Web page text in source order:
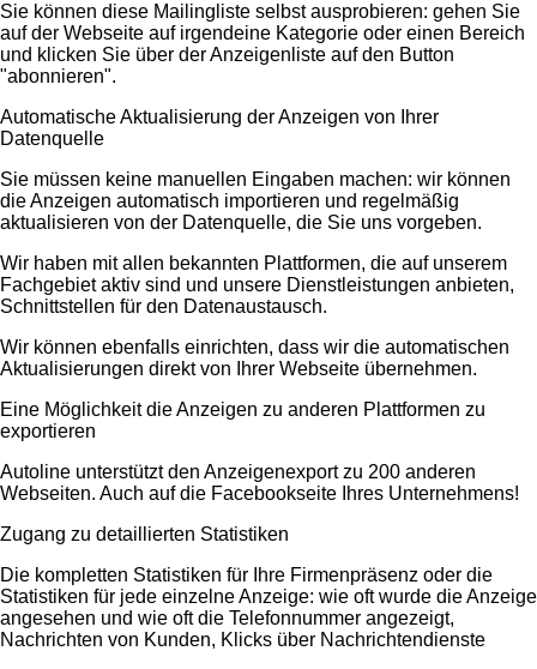
Sie können diese Mailingliste selbst ausprobieren: gehen Sie
auf der Webseite auf irgendeine Kategorie oder einen Bereich
und klicken Sie über der Anzeigenliste auf den Button
"abonnieren".
Automatische Aktualisierung der Anzeigen von Ihrer
Datenquelle
Sie müssen keine manuellen Eingaben machen: wir können
die Anzeigen automatisch importieren und regelmäßig
aktualisieren von der Datenquelle, die Sie uns vorgeben.
Wir haben mit allen bekannten Plattformen, die auf unserem
Fachgebiet aktiv sind und unsere Dienstleistungen anbieten,
Schnittstellen für den Datenaustausch.
Wir können ebenfalls einrichten, dass wir die automatischen
Aktualisierungen direkt von Ihrer Webseite übernehmen.
Eine Möglichkeit die Anzeigen zu anderen Plattformen zu
exportieren
Autoline unterstützt den Anzeigenexport zu 200 anderen
Webseiten. Auch auf die Facebookseite Ihres Unternehmens!
Zugang zu detaillierten Statistiken
Die kompletten Statistiken für Ihre Firmenpräsenz oder die
Statistiken für jede einzelne Anzeige: wie oft wurde die Anzeige
angesehen und wie oft die Telefonnummer angezeigt,
Nachrichten von Kunden, Klicks über Nachrichtendienste